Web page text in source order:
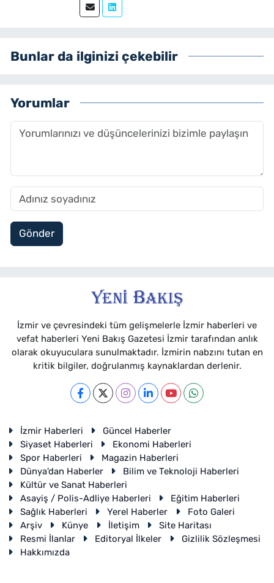
yenibakishaber.com bünyesinde muhabir
ve editör olarak görev yapmaktadır.
Bunlar da ilginizi çekebilir
Yorumlar
Gönder
İzmir ve çevresindeki tüm gelişmelerle İzmir haberleri ve
vefat haberleri Yeni Bakış Gazetesi İzmir tarafından anlık
olarak okuyuculara sunulmaktadır. İzmirin nabzını tutan en
kritik bilgiler, doğrulanmış kaynaklardan derlenir.
İzmir Haberleri
Güncel Haberler
Siyaset Haberleri
Ekonomi Haberleri
Spor Haberleri
Magazin Haberleri
Dünya'dan Haberler
Bilim ve Teknoloji Haberleri
Kültür ve Sanat Haberleri
Asayiş / Polis-Adliye Haberleri
Eğitim Haberleri
Sağlık Haberleri
Yerel Haberler
Foto Galeri
Arşiv
Künye İletişim
Site Haritası
Resmi İlanlar
Editoryal İlkeler
Gizlilik Sözleşmesi
Hakkımızda